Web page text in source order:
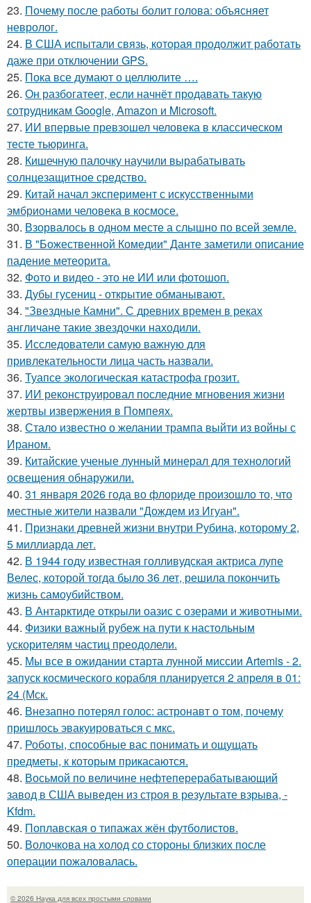
23. Почему после работы болит голова: объясняет
невролог.
24. В США испытали связь, которая продолжит работать
даже при отключении GPS.
25. Пока все думают о целлюлите ….
26. Он разбогатеет, если начнёт продавать такую
сотрудникам Google, Amazon и Microsoft.
27. ИИ впервые превзошел человека в классическом
тесте тьюринга.
28. Кишечную палочку научили вырабатывать
солнцезащитное средство.
29. Китай начал эксперимент с искусственными
эмбрионами человека в космосе.
30. Взорвалось в одном месте а слышно по всей земле.
31. В "Божественной Комедии" Данте заметили описание
падение метеорита.
32. Фото и видео - это не ИИ или фотошоп.
33. Дубы гусениц - открытие обманывают.
34. "Звездные Камни". С древних времен в реках
англичане такие звездочки находили.
35. Исследователи самую важную для
привлекательности лица часть назвали.
36. Туапсе экологическая катастрофа грозит.
37. ИИ реконструировал последние мгновения жизни
жертвы извержения в Помпеях.
38. Стало известно о желании трампа выйти из войны с
Ираном.
39. Китайские ученые лунный минерал для технологий
освещения обнаружили.
40. 31 января 2026 года во флориде произошло то, что
местные жители назвали "Дождем из Игуан".
41. Признаки древней жизни внутри Рубина, которому 2,
5 миллиарда лет.
42. В 1944 году известная голливудская актриса лупе
Велес, которой тогда было 36 лет, решила покончить
жизнь самоубийством.
43. В Антарктиде открыли оазис с озерами и животными.
44. Физики важный рубеж на пути к настольным
ускорителям частиц преодолели.
45. Мы все в ожидании старта лунной миссии Artemis - 2.
запуск космического корабля планируется 2 апреля в 01:
24 (Мск.
46. Внезапно потерял голос: астронавт о том, почему
пришлось эвакуироваться с мкс.
47. Роботы, способные вас понимать и ощущать
предметы, к которым прикасаются.
48. Восьмой по величине нефтеперерабатывающий
завод в США выведен из строя в результате взрыва, -
Kfdm.
49. Поплавская о типажах жён футболистов.
50. Волочкова на холод со стороны близких после
операции пожаловалась.
© 2026 Наука для всех простыми словами